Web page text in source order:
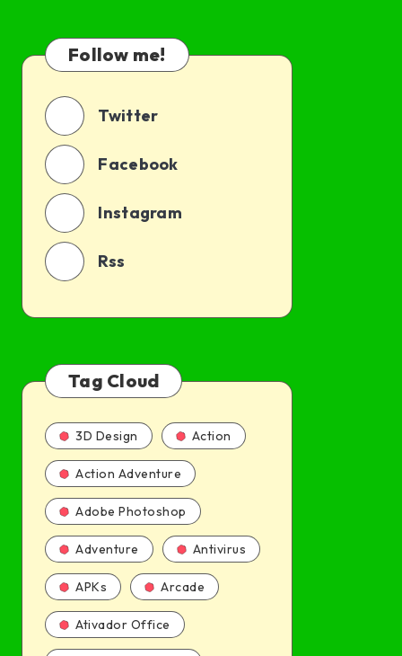
PT-
BR
Follow me!
Twitter
Facebook
Instagram
Rss
Tag Cloud
3D Design Action
Action Adventure
Adobe Photoshop
Adventure Antivirus
APKs Arcade
Ativador Office